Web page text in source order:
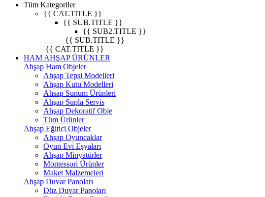
Tüm Kategoriler
{{ CAT.TITLE }}
{{ SUB.TITLE }}
{{ SUB2.TITLE }}
{{ SUB.TITLE }}
{{ CAT.TITLE }}
HAM AHŞAP ÜRÜNLER
Ahşap Ham Objeler
Ahşap Tepsi Modelleri
Ahşap Kutu Modelleri
Ahsap Sunum Ürünleri
Ahşap Supla Servis
Ahşap Dekoratif Obje
Tüm Ürünler
Ahşap Eğitici Objeler
Ahşap Oyuncaklar
Oyun Evi Eşyaları
Ahşap Minyatürler
Montessori Ürünler
Maket Malzemeleri
Ahşap Duvar Panoları
Düz Duvar Panoları